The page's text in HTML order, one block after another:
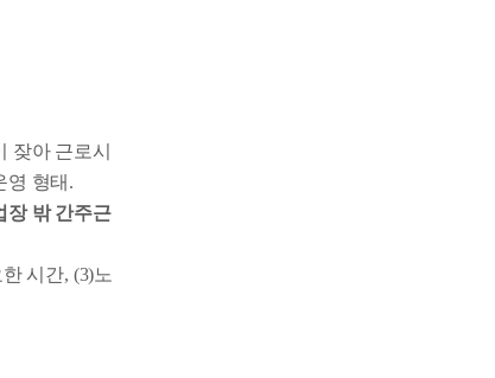
잦아 근로시
영 형태.
장 밖 간주근
시간, (3)노